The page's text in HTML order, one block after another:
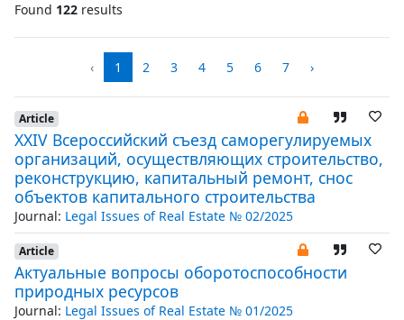
Found 122 results
‹ 1 2 3 4 5 6 7 ›
Article
XXIV Всероссийский съезд саморегулируемых
организаций, осуществляющих строительство,
реконструкцию, капитальный ремонт, снос
объектов капитального строительства
Journal: Legal Issues of Real Estate № 02/2025
Article
Актуальные вопросы оборотоспособности
природных ресурсов
Journal: Legal Issues of Real Estate № 01/2025